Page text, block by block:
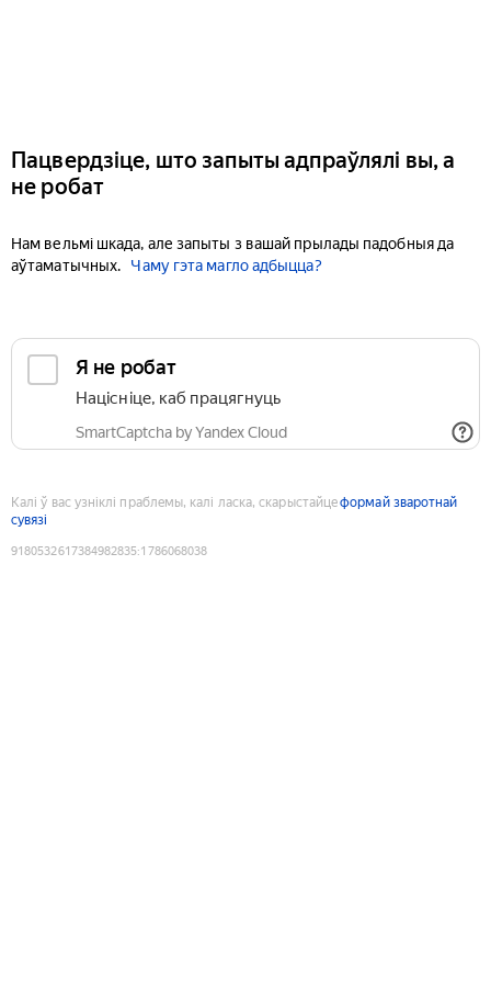
Пацвердзіце, што запыты адпраўлялі вы, а
не робат
Нам вельмі шкада, але запыты з вашай прылады падобныя да
аўтаматычных.
Чаму гэта магло адбыцца?
Я не робат
Націсніце, каб працягнуць
SmartCaptcha by Yandex Cloud
Калі ў вас узніклі праблемы, калі ласка, скарыстайцеформай зваротнай
сувязі
9180532617384982835:1786068038